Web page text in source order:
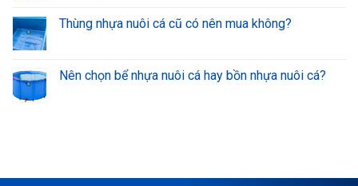
Thùng nhựa nuôi cá cũ có nên mua không?
Nên chọn bể nhựa nuôi cá hay bồn nhựa nuôi cá?